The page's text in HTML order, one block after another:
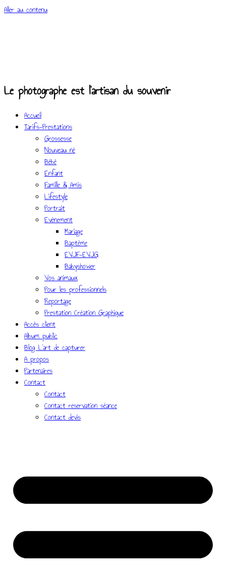
Aller au contenu
Le photographe est l'artisan du souvenir
Accueil
Tarifs-Prestations
Grossesse
Nouveau né
Bébé
Enfant
Famille & Amis
Lifestyle
Portrait
Evènement
Mariage
Baptème
EVJF-EVJG
Babyshower
Vos animaux
Pour les professionnels
Reportage
Prestation Création Graphique
Accès client
Album public
Blog L’art de capturer
A propos
Partenaires
Contact
Contact
Contact reservation séance
Contact devis